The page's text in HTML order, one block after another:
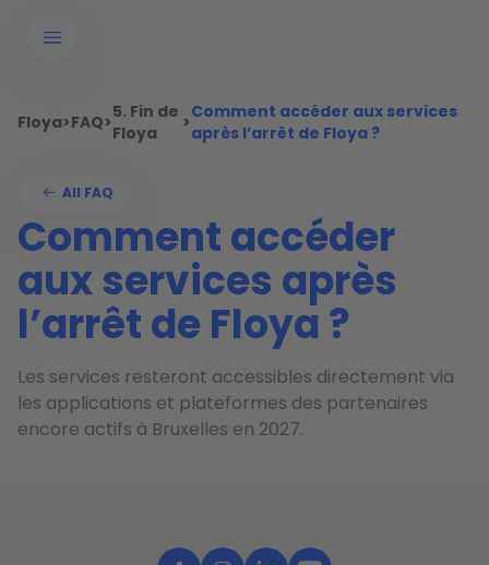
Floya>FAQ>5. Fin de
Floya
>Comment accéder aux services
après l’arrêt de Floya ?
All FAQ
Comment accéder
aux services après
l’arrêt de Floya ?
Les services resteront accessibles directement via
les applications et plateformes des partenaires
encore actifs à Bruxelles en 2027.